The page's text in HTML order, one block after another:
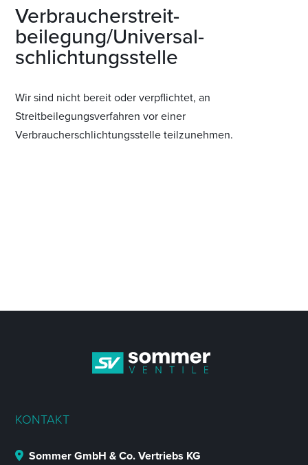
Verbraucher­streit­
beilegung/Universal­
schlichtungs­stelle
Wir sind nicht bereit oder verpflichtet, an
Streitbeilegungsverfahren vor einer
Verbraucherschlichtungsstelle teilzunehmen.
KONTAKT
Sommer GmbH & Co. Vertriebs KG